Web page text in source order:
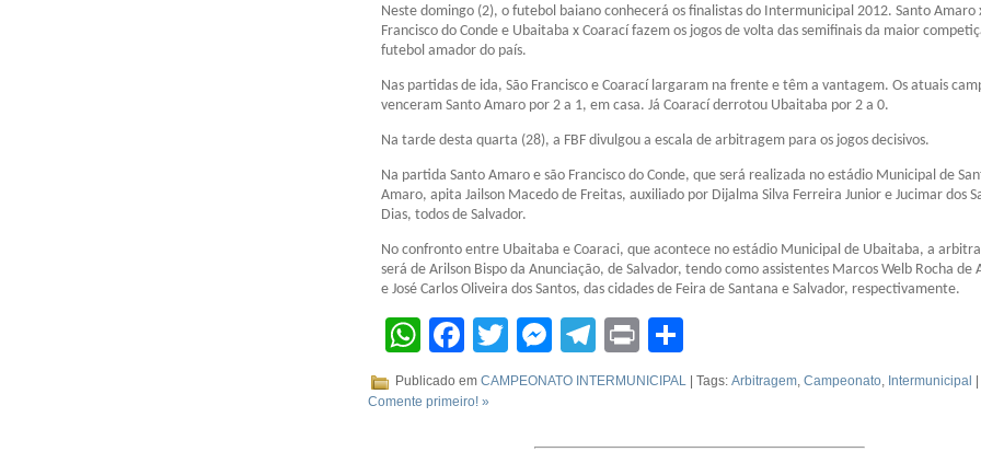
Neste domingo (2), o futebol baiano conhecerá os finalistas do Intermunicipal 2012. Santo Amaro
Francisco do Conde e Ubaitaba x Coarací fazem os jogos de volta das semifinais da maior
futebol amador do país.
Nas partidas de ida, São Francisco e Coarací largaram na frente e têm a vantagem. Os atuais
venceram Santo Amaro por 2 a 1, em casa. Já Coarací derrotou Ubaitaba por 2 a 0.
Na tarde desta quarta (28), a FBF divulgou a escala de arbitragem para os jogos decisivos.
Na partida Santo Amaro e são Francisco do Conde, que será realizada no estádio Municipal de
Amaro, apita Jailson Macedo de Freitas, auxiliado por Dijalma Silva Ferreira Junior e Jucimar dos
Dias, todos de Salvador.
No confronto entre Ubaitaba e Coaraci, que acontece no estádio Municipal de Ubaitaba, a
será de Arilson Bispo da Anunciação, de Salvador, tendo como assistentes Marcos Welb Rocha de
e José Carlos Oliveira dos Santos, das cidades de Feira de Santana e Salvador, respectivamente.
WhatsApp
Facebook
TwitterMessenger
Telegram
Print
Publicado em CAMPEONATO INTERMUNICIPAL | Tags: Arbitragem, Campeonato, Intermunicipal
Comente primeiro! »